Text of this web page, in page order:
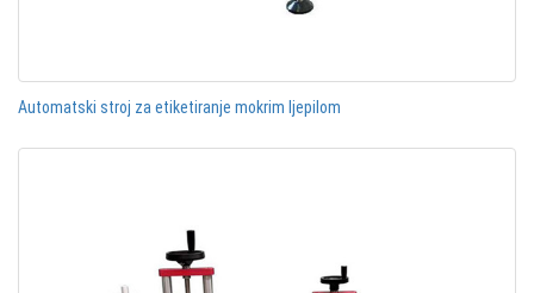
Automatski stroj za etiketiranje mokrim ljepilom